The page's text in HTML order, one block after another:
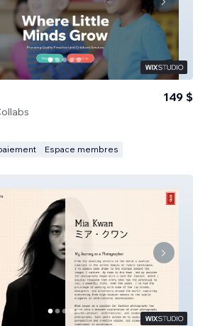
149 $
Espace membres